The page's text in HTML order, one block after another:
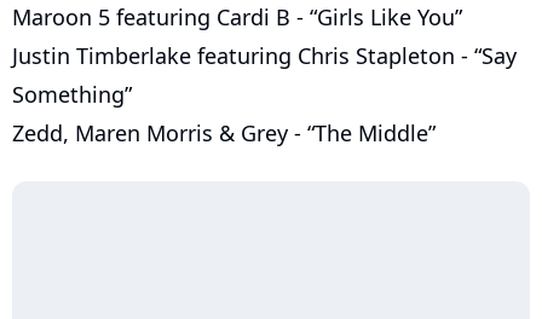
Maroon 5 featuring Cardi B - “Girls Like You”
Justin Timberlake featuring Chris Stapleton - “Say
Something”
Zedd, Maren Morris & Grey - “The Middle”